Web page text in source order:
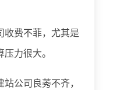
收费不菲，尤其是
力很大。
公司良莠不齐，